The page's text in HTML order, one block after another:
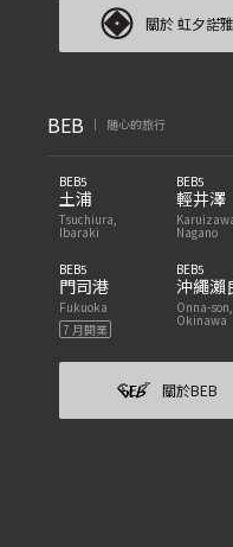
關於 虹夕諾雅
BEB 随心的旅行
BEB5
土浦
Tsuchiura,
Ibaraki
BEB5
輕井澤
Nagano
BEB5
門司港
Fukuoka
7 月開業
BEB5
沖繩瀨
Onna-son,
Okinawa
關於BEB